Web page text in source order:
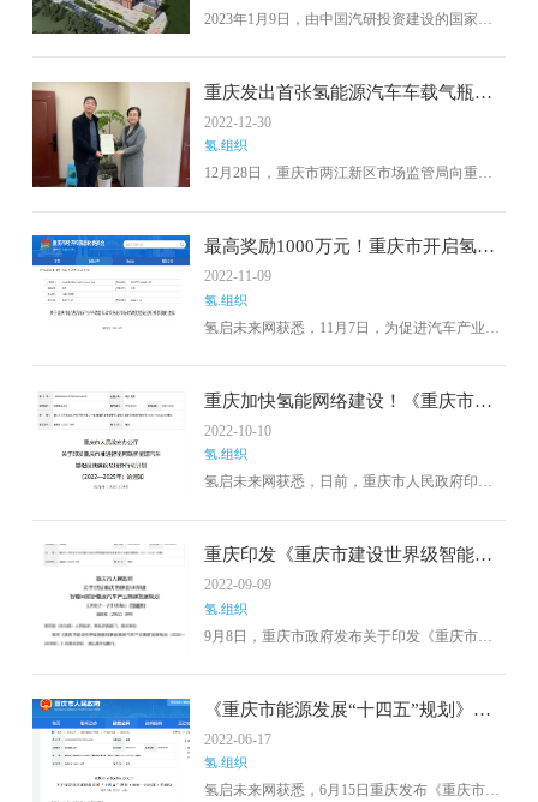
2023年1月9日，由中国汽研投资建设的国家氢
立。中国检验认证（集团）有限公司领导、中
国工程院院士、重庆市科协主席潘复生、重庆
市两江新区管委会领导莅临现场并致辞。中国
氢能动力质量检验检测中心自2020年9月16日开
工建设，历时2年，目前已按计划顺利建成并投
入运营。
重庆发出首张氢能源汽车车载气瓶充
装许可证
2022-12-30
氢.组织
12月28日，重庆市两江新区市场监管局向重庆
车车载气瓶充装许可证，为氢能产业集聚发展
注入新动能。据重庆两江新区报道，明天氢能
打造的重庆两江加氢站位于两江新区鱼复新
城，日加氢能力500公斤，可满足50辆氢燃料电
池汽车的加氢需求。明天氢能相关负责人表
示，下一步将与氢能产业链上下游企业合作，
发展。
最高奖励1000万元！重庆市开启氢燃
料电池商用车研发奖励申报
2022-11-09
氢.组织
氢启未来网获悉，11月7日，为促进汽车产业平
合发布《关于重庆市促进汽车产业平稳增长政
策措施市级财政奖励资金相关事项的通知》
重庆加快氢能网络建设！《重庆市推
进智能网联新能源汽车基础设施建设
及服务行动计划(2022—2025年)》发
2022-10-10
氢.组织
氢启未来网获悉，日前，重庆市人民政府印发
设及服务行动计划(2022—2025年)》
重庆印发《重庆市建设世界级智能网
联新能源汽车产业集群发展规划
（2022—2030年）》
2022-09-09
氢.组织
9月8日，重庆市政府发布关于印发《重庆市建
划（2022—2030年）》的通知（以下简称《规
划》）。
《重庆市能源发展“十四五”规划》发
布，2025推广氢燃料汽车1500辆，加
氢站30座，推动成渝氢走廊发展！
2022-06-17
氢.组织
氢启未来网获悉，6月15日重庆发布《重庆市能